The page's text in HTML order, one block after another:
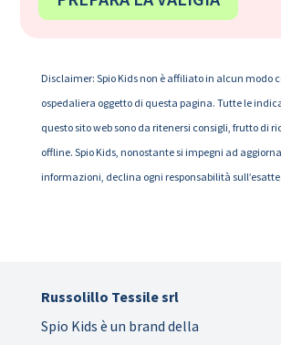
Disclaimer: Spio Kids non è affiliato in alcun modo
ospedaliera oggetto di questa pagina. Tutte le
questo sito web sono da ritenersi consigli, frutto di
offline. Spio Kids, nonostante si impegni ad
informazioni, declina ogni responsabilità
Russolillo Tessile srl
Spio Kids è un brand della